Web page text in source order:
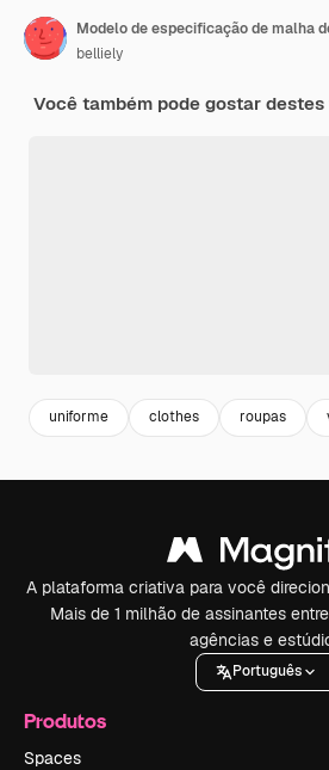
Modelo de especificação de malha
belliely
Você também pode gostar
uniforme clothes roupas
A plataforma criativa para você
Mais de 1 milhão de assinantes
agências e
Português
Produtos
Spaces